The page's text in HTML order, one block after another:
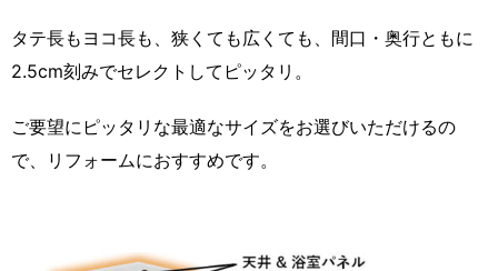
タテ長もヨコ長も、狭くても広くても、間口・奥行ともに
2.5cm刻みでセレクトしてピッタリ。
ご要望にピッタリな最適なサイズをお選びいただけるの
で、リフォームにおすすめです。